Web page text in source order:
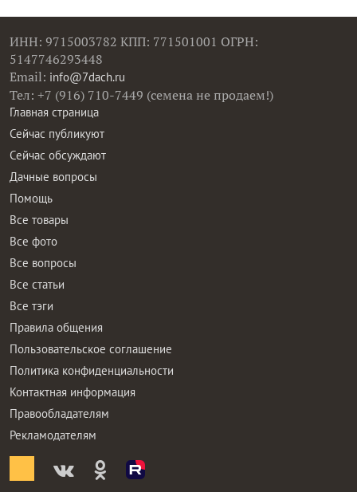
ИНН: 9715003782 КПП: 771501001 ОГРН:
5147746293448
Email: info@7dach.ru
Тел: +7 (916) 710-7449 (семена не продаем!)
Главная страница
Сейчас публикуют
Сейчас обсуждают
Дачные вопросы
Помощь
Все товары
Все фото
Все вопросы
Все статьи
Все тэги
Правила общения
Пользовательское соглашение
Политика конфиденциальности
Контактная информация
Правообладателям
Рекламодателям